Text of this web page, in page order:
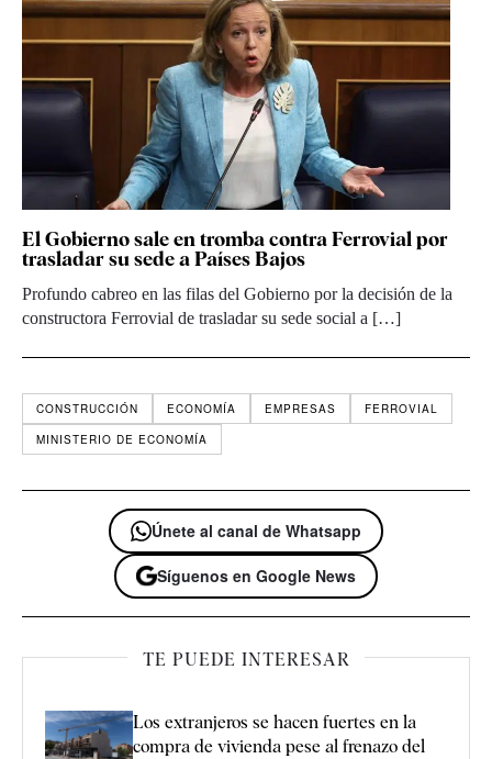
El Gobierno sale en tromba contra Ferrovial por
trasladar su sede a Países Bajos
Profundo cabreo en las filas del Gobierno por la decisión de la
constructora Ferrovial de trasladar su sede social a […]
CONSTRUCCIÓN ECONOMÍA EMPRESAS
FERROVIAL
MINISTERIO DE ECONOMÍA
Únete al canal de Whatsapp
Síguenos en Google News
TE PUEDE INTERESAR
Los extranjeros se hacen fuertes en la
compra de vivienda pese al frenazo del